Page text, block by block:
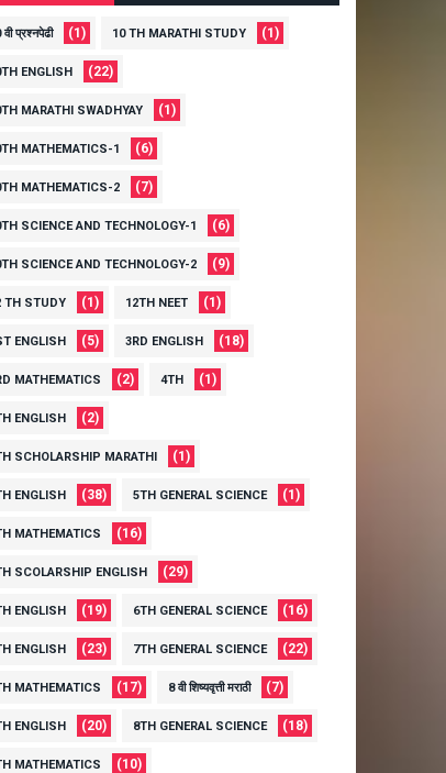
वी प्रश्नपेढी (1) 10 TH MARATHI STUDY (1)
ENGLISH (22)
MARATHI SWADHYAY (1)
MATHEMATICS-1 (6)
MATHEMATICS-2 (7)
SCIENCE AND TECHNOLOGY-1 (6)
SCIENCE AND TECHNOLOGY-2 (9)
TH STUDY (1) 12TH NEET (1)
ENGLISH (5) 3RD ENGLISH (18)
MATHEMATICS (2) 4TH (1)
ENGLISH (2)
SCHOLARSHIP MARATHI (1)
ENGLISH (38) 5TH GENERAL SCIENCE (1)
MATHEMATICS (16)
SCOLARSHIP ENGLISH (29)
ENGLISH (19) 6TH GENERAL SCIENCE (16)
ENGLISH (23) 7TH GENERAL SCIENCE (22)
MATHEMATICS (17) 8 वी शिष्यवृत्ती मराठी (7)
ENGLISH (20) 8TH GENERAL SCIENCE (18)
MATHEMATICS (10)